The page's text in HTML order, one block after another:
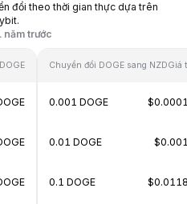
đổi theo thời gian thực dựa trên
năm trước
Chuyển đổi DOGE sang NZDGiá
0.001 DOGE
0.01 DOGE
0.1 DOGE